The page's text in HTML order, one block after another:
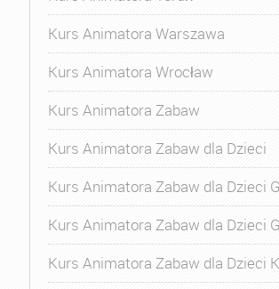
Kurs Animatora Warszawa
Kurs Animatora Wrocław
Kurs Animatora Zabaw
Kurs Animatora Zabaw dla Dzieci
Kurs Animatora Zabaw dla Dzieci
Kurs Animatora Zabaw dla Dzieci
Kurs Animatora Zabaw dla Dzieci